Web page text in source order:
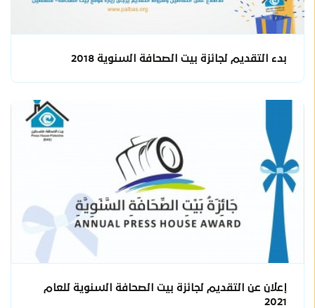
بدء التقديم لجائزة بيت الصحافة السنوية 2018
إعلان عن التقديم لجائزة بيت الصحافة السنوية للعام
2021